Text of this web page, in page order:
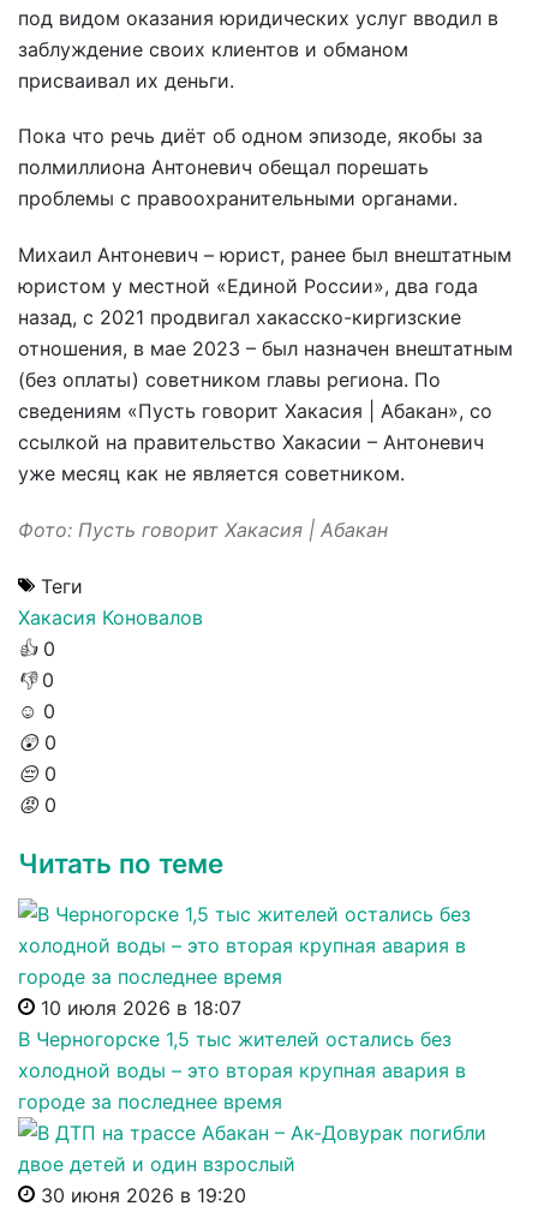
под видом оказания юридических услуг вводил в
заблуждение своих клиентов и обманом
присваивал их деньги.
Пока что речь диёт об одном эпизоде, якобы за
полмиллиона Антоневич обещал порешать
проблемы с правоохранительными органами.
Михаил Антоневич – юрист, ранее был внештатным
юристом у местной «Единой России», два года
назад, с 2021 продвигал хакасско-киргизские
отношения, в мае 2023 – был назначен внештатным
(без оплаты) советником главы региона. По
сведениям «Пусть говорит Хакасия | Абакан», со
ссылкой на правительство Хакасии – Антоневич
уже месяц как не является советником.
Фото: Пусть говорит Хакасия | Абакан
Теги
Хакасия Коновалов
👍 0
👎 0
☺️ 0
😲 0
😔 0
😡 0
Читать по теме
10 июля 2026 в 18:07
В Черногорске 1,5 тыс жителей остались без
холодной воды – это вторая крупная авария в
городе за последнее время
30 июня 2026 в 19:20